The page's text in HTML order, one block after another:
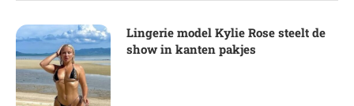
Lingerie model Kylie Rose steelt de
show in kanten pakjes